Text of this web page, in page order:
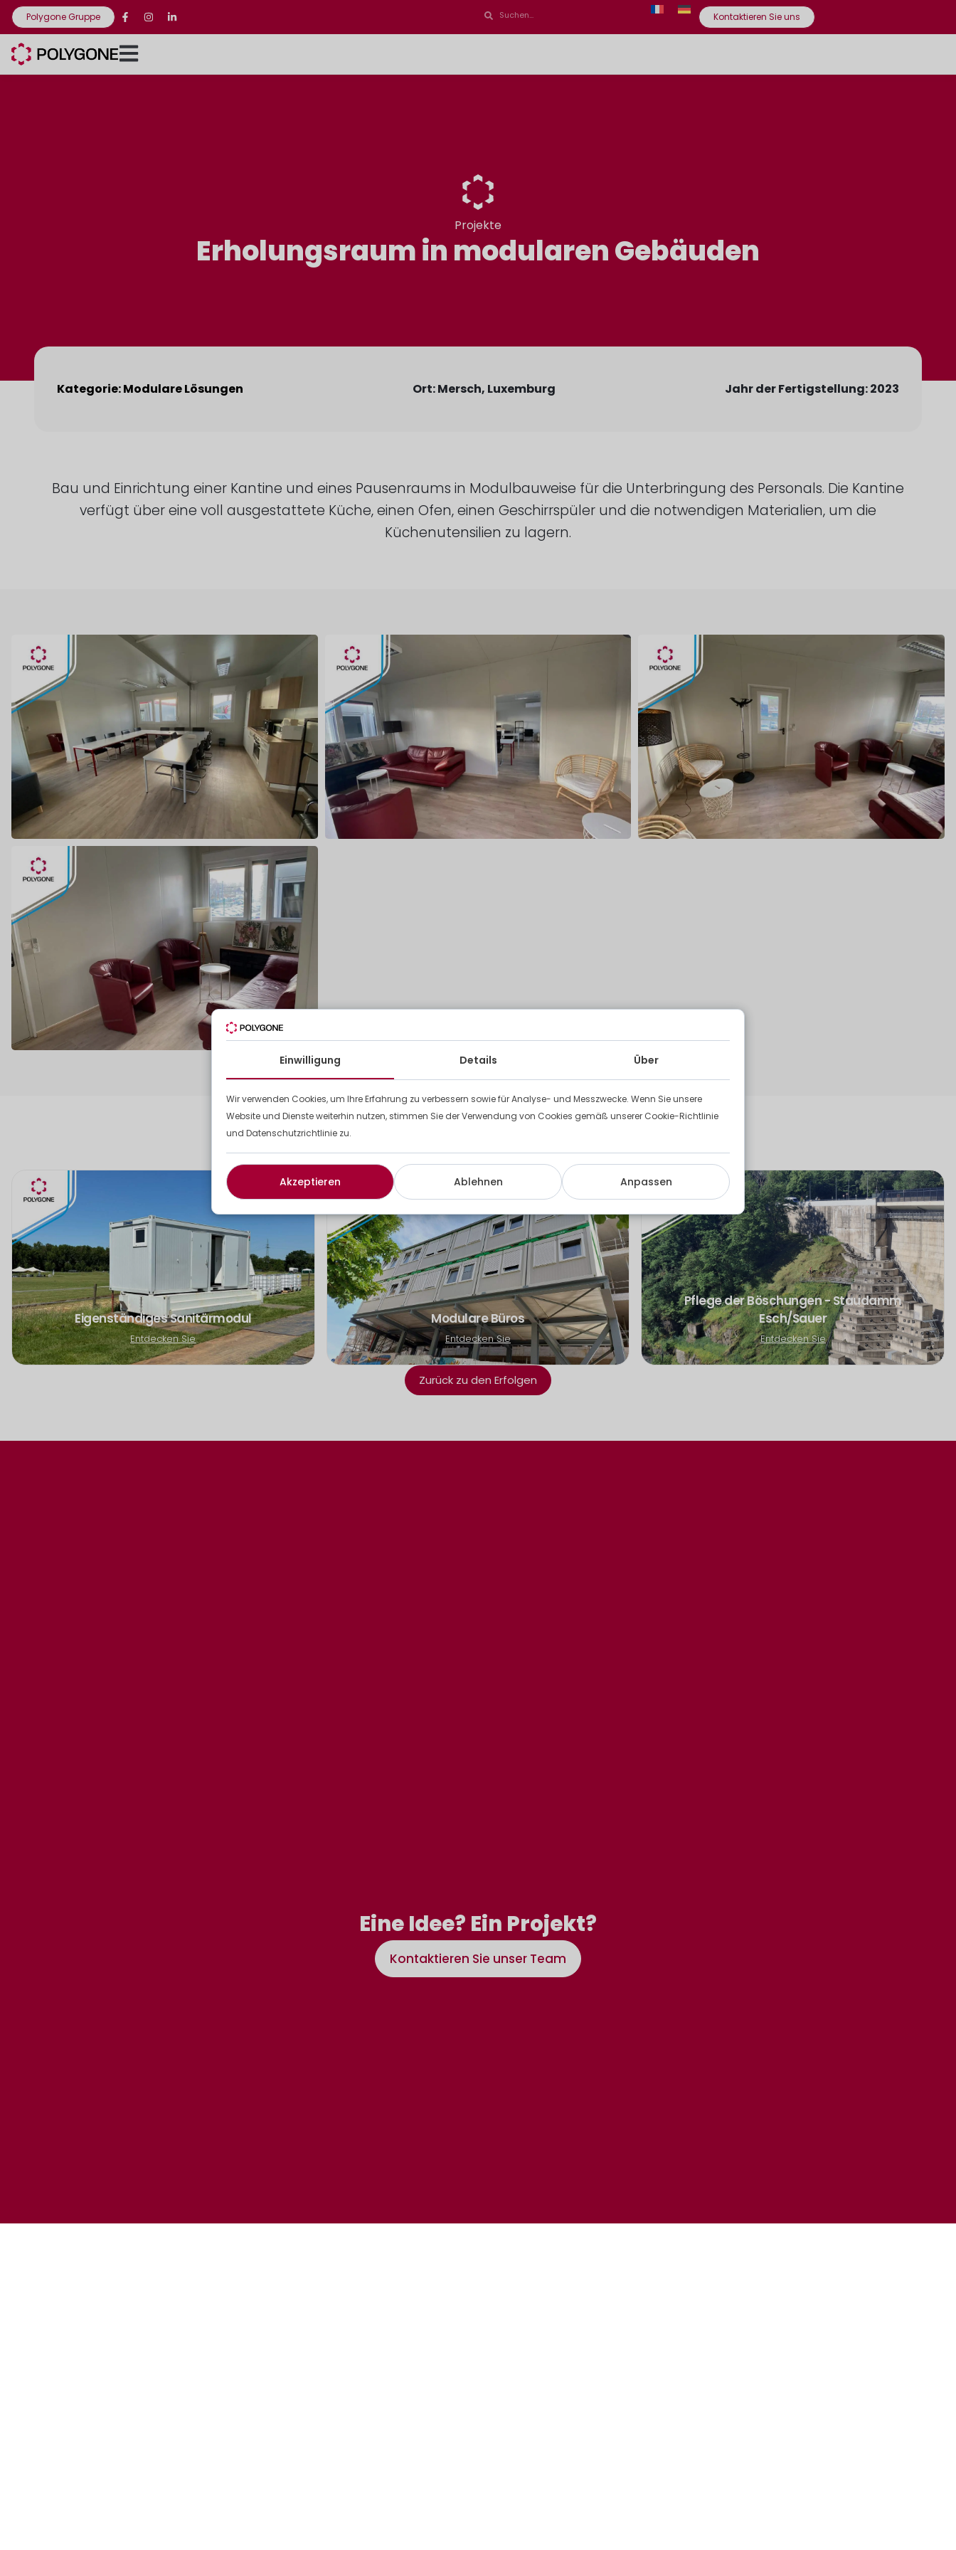
Polygone Gruppe Kontaktieren Sie uns
Projekte
Erholungsraum in modularen Gebäuden
Kategorie: Modulare Lösungen Ort: Mersch, Luxemburg Jahr der Fertigstellung: 2023
Bau und Einrichtung einer Kantine und eines Pausenraums in Modulbauweise für die Unterbringung des Personals. Die Kantine
verfügt über eine voll ausgestattete Küche, einen Ofen, einen Geschirrspüler und die notwendigen Materialien, um die
Küchenutensilien zu lagern.
Entdecken Sie weitere unserer Projekte
Eigenständiges Sanitärmodul
Entdecken Sie
Modulare Büros
Entdecken Sie
Pflege der Böschungen - Staudamm
Esch/Sauer
Entdecken Sie
Zurück zu den Erfolgen
Eine Idee? Ein Projekt?
Kontaktieren Sie unser Team
Einwilligung Details Über
Wir verwenden Cookies, um Ihre Erfahrung zu verbessern sowie für Analyse- und Messzwecke. Wenn Sie unsere
Website und Dienste weiterhin nutzen, stimmen Sie der Verwendung von Cookies gemäß unserer Cookie-Richtlinie
und Datenschutzrichtlinie zu.
Akzeptieren Ablehnen Anpassen